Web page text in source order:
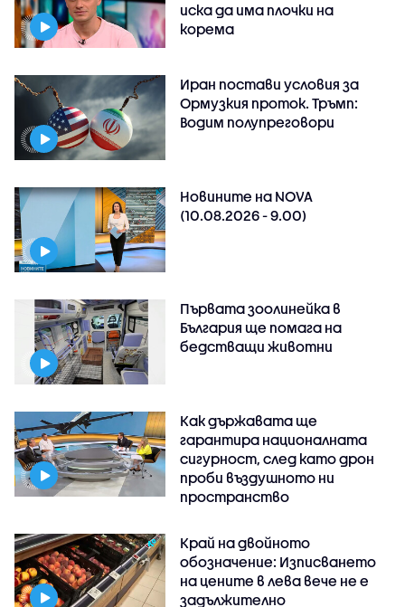
иска да има плочки на
корема
Иран постави условия за
Ормузкия проток. Тръмп:
Водим полупреговори
Новините на NOVA
(10.08.2026 - 9.00)
Първата зоолинейка в
България ще помага на
бедстващи животни
Как държавата ще
гарантира националната
сигурност, след като дрон
проби въздушното ни
пространство
Край на двойното
обозначение: Изписването
на цените в лева вече не е
задължително